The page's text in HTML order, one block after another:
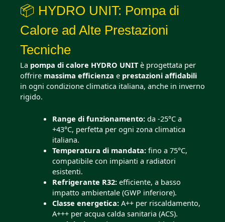
📦 HYDRO UNIT: Pompa di
Calore ad Alte Prestazioni
Tecniche
La pompa di calore HYDRO UNITè progettata per
offrire massima efficienza e prestazioni affidabili
in ogni condizione climatica italiana, anche in inverno
rigido.
Range di funzionamento:da -25°C a
+43°C, perfetta per ogni zona climatica
italiana.
Temperatura di mandata:fino a 75°C,
compatibile con impianti a radiatori
esistenti.
Refrigerante R32:efficiente, a basso
impatto ambientale (GWP inferiore).
Classe energetica:A++ per riscaldamento,
A+++ per acqua calda sanitaria (ACS).